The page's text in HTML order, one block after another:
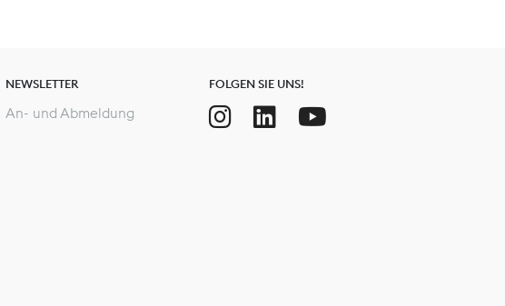
NEWSLETTER
An- und Abmeldung
FOLGEN SIE UNS!